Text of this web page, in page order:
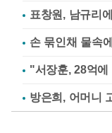
표창원, 남규리
손 묶인채 물속
"서장훈, 28억
방은희, 어머니